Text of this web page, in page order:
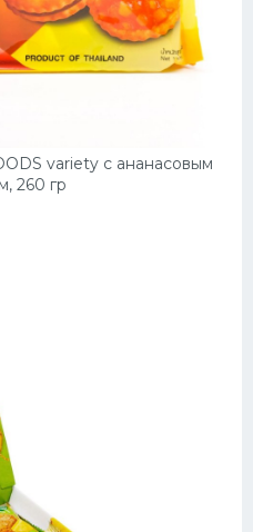
variety с ананасовым
260 гр